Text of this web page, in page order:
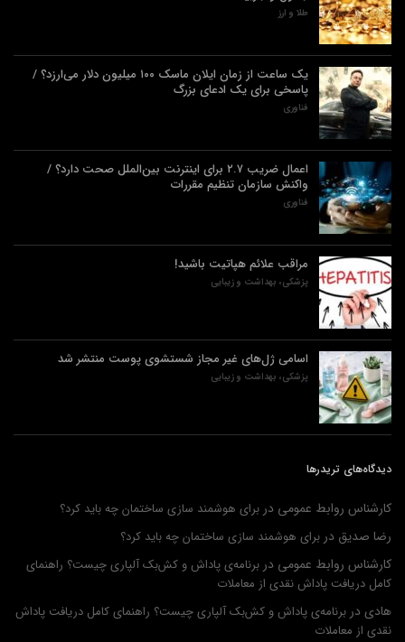
طلا و ارز
یک ساعت از زمان ایلان ماسک ۱۰۰ میلیون دلار می‌ارزد؟ /
پاسخی برای یک ادعای بزرگ
فناوری
اعمال ضریب ۲.۷ برای اینترنت بین‌الملل صحت دارد؟ /
واکنش سازمان تنظیم مقررات
فناوری
مراقب علائم هپاتیت باشید!
پزشکی، بهداشت و زیبایی
اسامی ژل‌های غیر مجاز شستشوی پوست منتشر شد
پزشکی، بهداشت و زیبایی
دیدگاه‌های تریدرها
کارشناس روابط عمومی در برای هوشمند سازی ساختمان چه باید کرد؟
رضا صدیق در برای هوشمند سازی ساختمان چه باید کرد؟
کارشناس روابط عمومی در برنامه‌ی پاداش و کش‌بک آلپاری چیست؟ راهنمای
کامل دریافت پاداش نقدی از معاملات
هادی در برنامه‌ی پاداش و کش‌بک آلپاری چیست؟ راهنمای کامل دریافت پاداش
نقدی از معاملات